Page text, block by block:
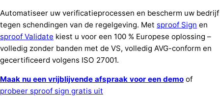
Automatiseer uw verificatieprocessen en bescherm uw bedrijf
tegen schendingen van de regelgeving. Met sproof Sign en
sproof Validate kiest u voor een 100 % Europese oplossing –
volledig zonder banden met de VS, volledig AVG-conform en
gecertificeerd volgens ISO 27001.
Maak nu een vrijblijvende afspraak voor een demo of
probeer sproof sign gratis uit